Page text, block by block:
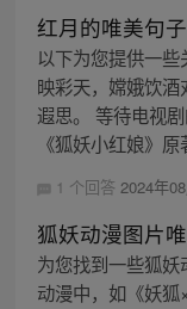
红月的唯美句
以下为您提供一
映彩天，嫦娥饮
遐思。 等待电视
《狐妖小红娘》原
1 个回答 2024年
狐妖动漫图片
为您找到一些狐
动漫中，如《妖